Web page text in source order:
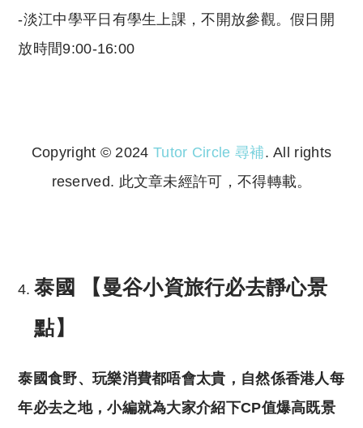
-淡江中學平日有學生上課，不開放參觀。假日開
放時間9:00-16:00
Copyright © 2024 Tutor Circle 尋補. All rights
reserved. 此文章未經許可，不得轉載。
泰國 【曼谷小資旅行必去靜心景
點】
泰國食野、玩樂消費都唔會太貴，自然係香港人每
年必去之地，小編就為大家介紹下CP值爆高既景